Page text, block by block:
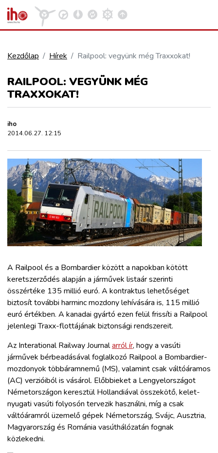
REPÜLÉS
KÖZLEKEDÉSFEJLESZTÉS
ELLÁTÁSI LÁNC
ZÖLDÚT
HAJÓZÁS
BLOG
ARCHÍVUM
BELÉPÉS
REGISZTRÁCIÓ
Kezdőlap Hírek Railpool: vegyünk még Traxxokat!
RAILPOOL: VEGYÜNK MÉG
TRAXXOKAT!
iho
2014.06.27. 12:15
A Railpool és a Bombardier között a napokban kötött
keretszerződés alapján a járművek listaár szerinti
összértéke 135 millió euró. A kontraktus lehetőséget
biztosít további harminc mozdony lehívására is, 115 millió
euró értékben. A kanadai gyártó ezen felül frissíti a Railpool
jelenlegi Traxx-flottájának biztonsági rendszereit.
Az Interational Railway Journalarról ír, hogy a vasúti
járművek bérbeadásával foglalkozó Railpool a Bombardier-
mozdonyok többáramnemű (MS), valamint csak váltóáramos
(AC) verzióiból is vásárol. Előbbieket a Lengyelországot
Németországon keresztül Hollandiával összekötő, kelet-
nyugati vasúti folyosón tervezik használni, míg a csak
váltóáramról üzemelő gépek Németország, Svájc, Ausztria,
Magyarország és Románia vasúthálózatán fognak
közlekedni.